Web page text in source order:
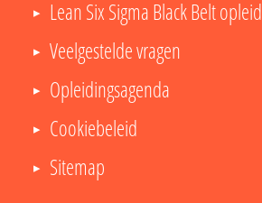
Lean Six Sigma Black Belt
Veelgestelde vragen
Opleidingsagenda
Cookiebeleid
Sitemap